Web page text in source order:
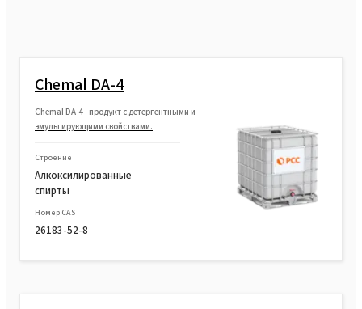
Chemal DA-4
Chemal DA-4 - продукт с детергентными и
эмульгирующими свойствами.
Строение
Алкоксилированные
спирты
Номер CAS
26183-52-8